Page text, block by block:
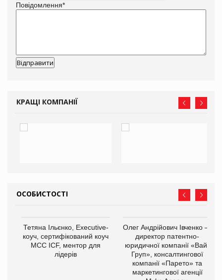
Повідомлення*
КРАЩІ КОМПАНІЇ
ОСОБИСТОСТІ
Тетяна Ільєнко, Executive-
коуч, сертифікований коуч
МСС ICF, ментор для
лідерів
Олег Андрійович Івченко —
директор патентно-
юридичної компанії «Вайз
Груп», консалтингової
компанії «Парето» та
маркетингової агенції